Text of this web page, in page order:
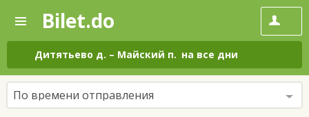
—
Поиск
и
покупка
билетов
на
автобус
Bilet.do
Дитятьево д. – Майский п. на все дни
По времени отправления